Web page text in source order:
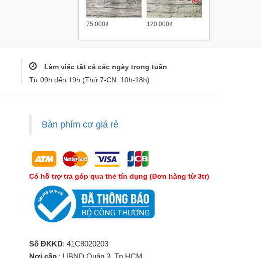
75.000₫ 120.000₫
Làm việc tất cả các ngày trong tuần
Từ 09h đến 19h (Thứ 7-CN: 10h-18h)
Bàn phím cơ giá rẻ
Có hỗ trợ trả góp qua thẻ tín dụng (Đơn hàng từ 3tr)
Số ĐKKD: 41C8020203